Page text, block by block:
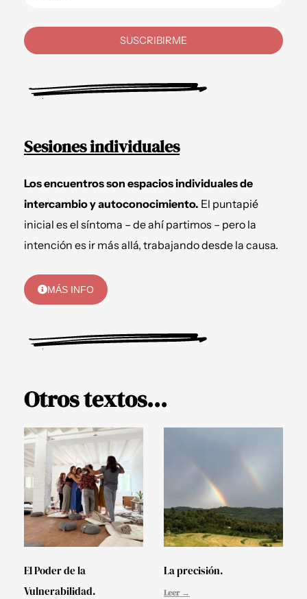
SUSCRIBIRME
Sesiones individuales
Los encuentros son espacios individuales de
intercambio y autoconocimiento. El puntapié
inicial es el síntoma – de ahí partimos – pero la
intención es ir más allá, trabajando desde la causa.
MÁS INFO
Otros textos...
El Poder de la
Vulnerabilidad.
La precisión.
Leer →